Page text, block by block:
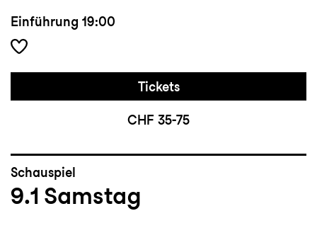
Einführung 19:00
Tickets
CHF 35-75
Schauspiel
9.1 Samstag